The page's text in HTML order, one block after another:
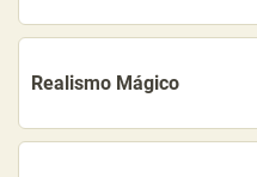
Realismo Mágico